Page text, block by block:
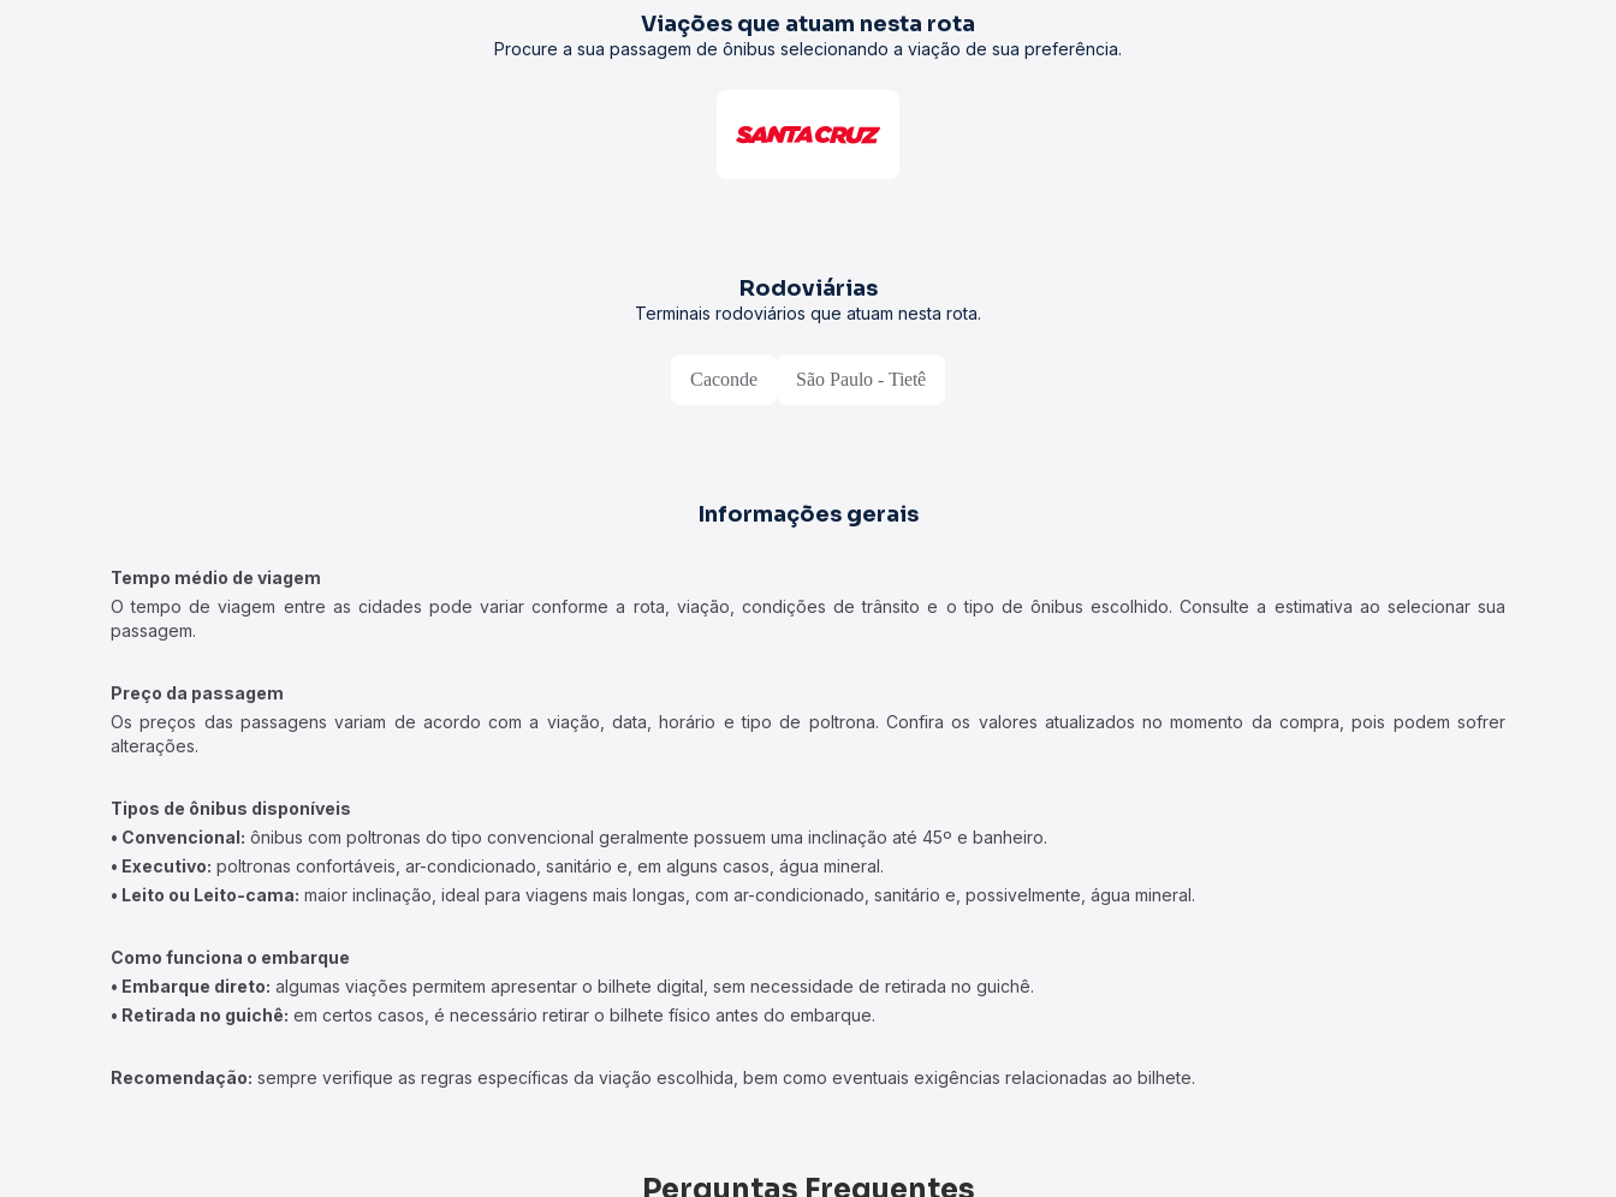
Viações que atuam nesta rota
Procure a sua passagem de ônibus selecionando a viação de sua preferência.
Rodoviárias
Terminais rodoviários que atuam nesta rota.
Caconde São Paulo - Tietê
Informações gerais
Tempo médio de viagem
O tempo de viagem entre as cidades pode variar conforme a rota, viação, condições de trânsito e o tipo de ônibus escolhido. Consulte a estimativa ao selecionar sua
passagem.
Preço da passagem
Os preços das passagens variam de acordo com a viação, data, horário e tipo de poltrona. Confira os valores atualizados no momento da compra, pois podem sofrer
alterações.
Tipos de ônibus disponíveis
• Convencional: ônibus com poltronas do tipo convencional geralmente possuem uma inclinação até 45º e banheiro.
• Executivo: poltronas confortáveis, ar-condicionado, sanitário e, em alguns casos, água mineral.
• Leito ou Leito-cama: maior inclinação, ideal para viagens mais longas, com ar-condicionado, sanitário e, possivelmente, água mineral.
Como funciona o embarque
• Embarque direto: algumas viações permitem apresentar o bilhete digital, sem necessidade de retirada no guichê.
• Retirada no guichê: em certos casos, é necessário retirar o bilhete físico antes do embarque.
Recomendação: sempre verifique as regras específicas da viação escolhida, bem como eventuais exigências relacionadas ao bilhete.
Perguntas Frequentes